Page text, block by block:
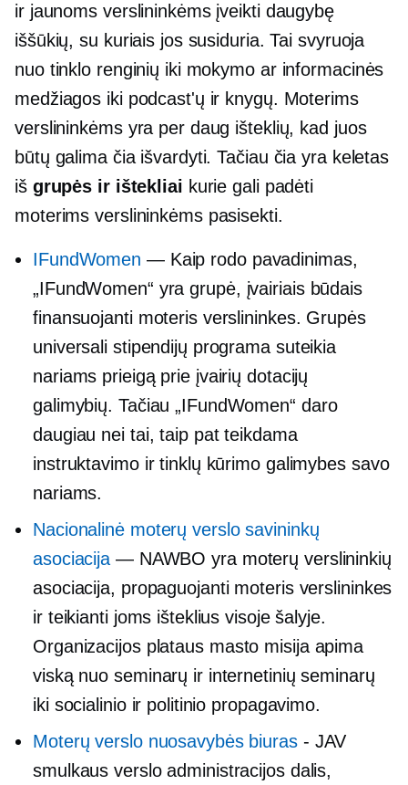
ir jaunoms verslininkėms įveikti daugybę
iššūkių, su kuriais jos susiduria. Tai svyruoja
nuo tinklo renginių iki mokymo ar informacinės
medžiagos iki podcast'ų ir knygų. Moterims
verslininkėms yra per daug išteklių, kad juos
būtų galima čia išvardyti. Tačiau čia yra keletas
iš grupės ir ištekliai kurie gali padėti
moterims verslininkėms pasisekti.
IFundWomen — Kaip rodo pavadinimas,
„IFundWomen“ yra grupė, įvairiais būdais
finansuojanti moteris verslininkes. Grupės
universali stipendijų programa suteikia
nariams prieigą prie įvairių dotacijų
galimybių. Tačiau „IFundWomen“ daro
daugiau nei tai, taip pat teikdama
instruktavimo ir tinklų kūrimo galimybes savo
nariams.
Nacionalinė moterų verslo savininkų
asociacija — NAWBO yra moterų verslininkių
asociacija, propaguojanti moteris verslininkes
ir teikianti joms išteklius visoje šalyje.
Organizacijos plataus masto misija apima
viską nuo seminarų ir internetinių seminarų
iki socialinio ir politinio propagavimo.
Moterų verslo nuosavybės biuras- JAV
smulkaus verslo administracijos dalis,